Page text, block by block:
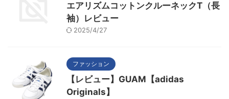
エアリズムコットンクルーネックT（長
袖）レビュー
2025/4/27
ファッション
【レビュー】GUAM【adidas
Originals】